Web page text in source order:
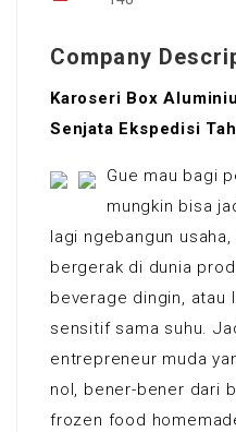
Company
Karoseri Box
Senjata Ekspedisi
Gue mau bagi
mungkin bisa
lagi ngebangun
bergerak di dunia
beverage dingin, atau
sensitif sama suhu.
entrepreneur muda
nol, bener-bener dari
frozen food